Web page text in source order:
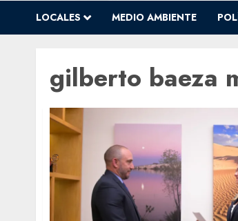
LOCALES MEDIO AMBIENTE
gilberto baeza